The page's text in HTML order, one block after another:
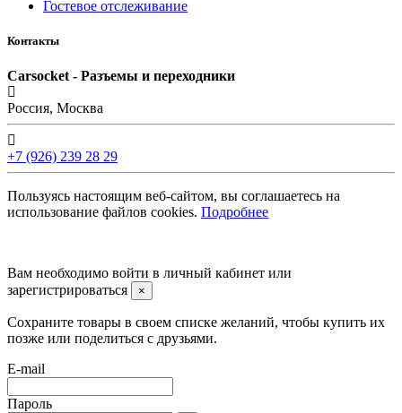
Гостевое отслеживание
Контакты
Carsocket - Разъемы и переходники
Россия, Москва
+7 (926) 239 28 29
Пользуясь настоящим веб-сайтом, вы соглашаетесь на
использование файлов cookies. Подробнее
Вам необходимо войти в личный кабинет или
зарегистрироваться
×
Сохраните товары в своем списке желаний, чтобы купить их
позже или поделиться с друзьями.
E-mail
Пароль